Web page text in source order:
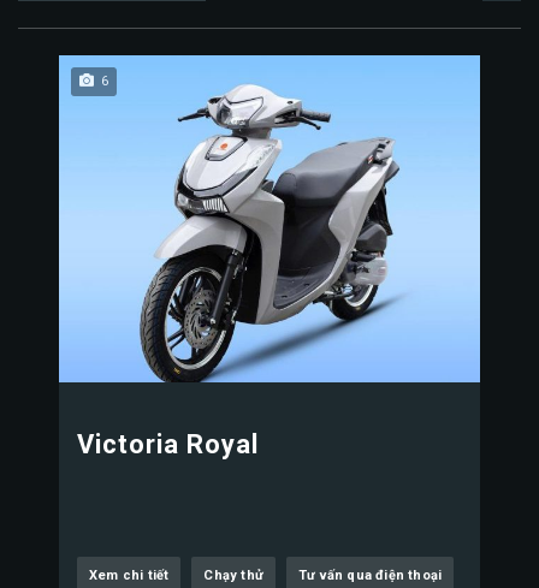
6
Victoria Royal
Xem chi tiết Chạy thử Tư vấn qua điện thoại